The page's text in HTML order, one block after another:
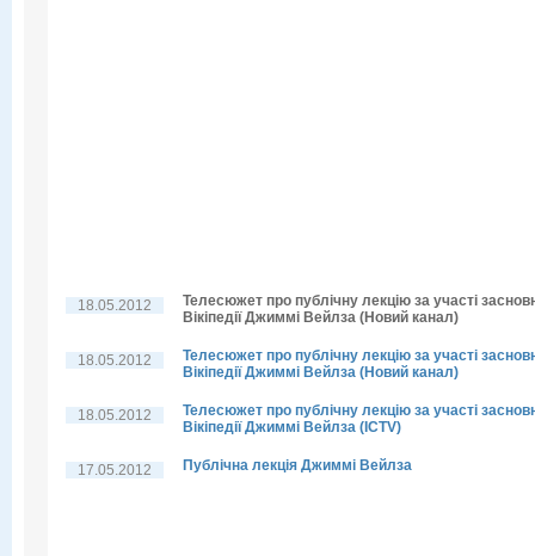
18.05.2012
Телесюжет про публічну лекцію за участі
Вікіпедії Джиммі Вейлза (Новий канал)
18.05.2012
Телесюжет про публічну лекцію за участі
Вікіпедії Джиммі Вейлза (Новий канал)
18.05.2012
Телесюжет про публічну лекцію за участі
Вікіпедії Джиммі Вейлза (ICTV)
17.05.2012 Публічна лекція Джиммі Вейлза